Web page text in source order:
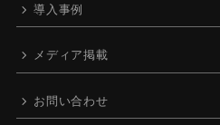
導入事例
メディア掲載
お問い合わせ